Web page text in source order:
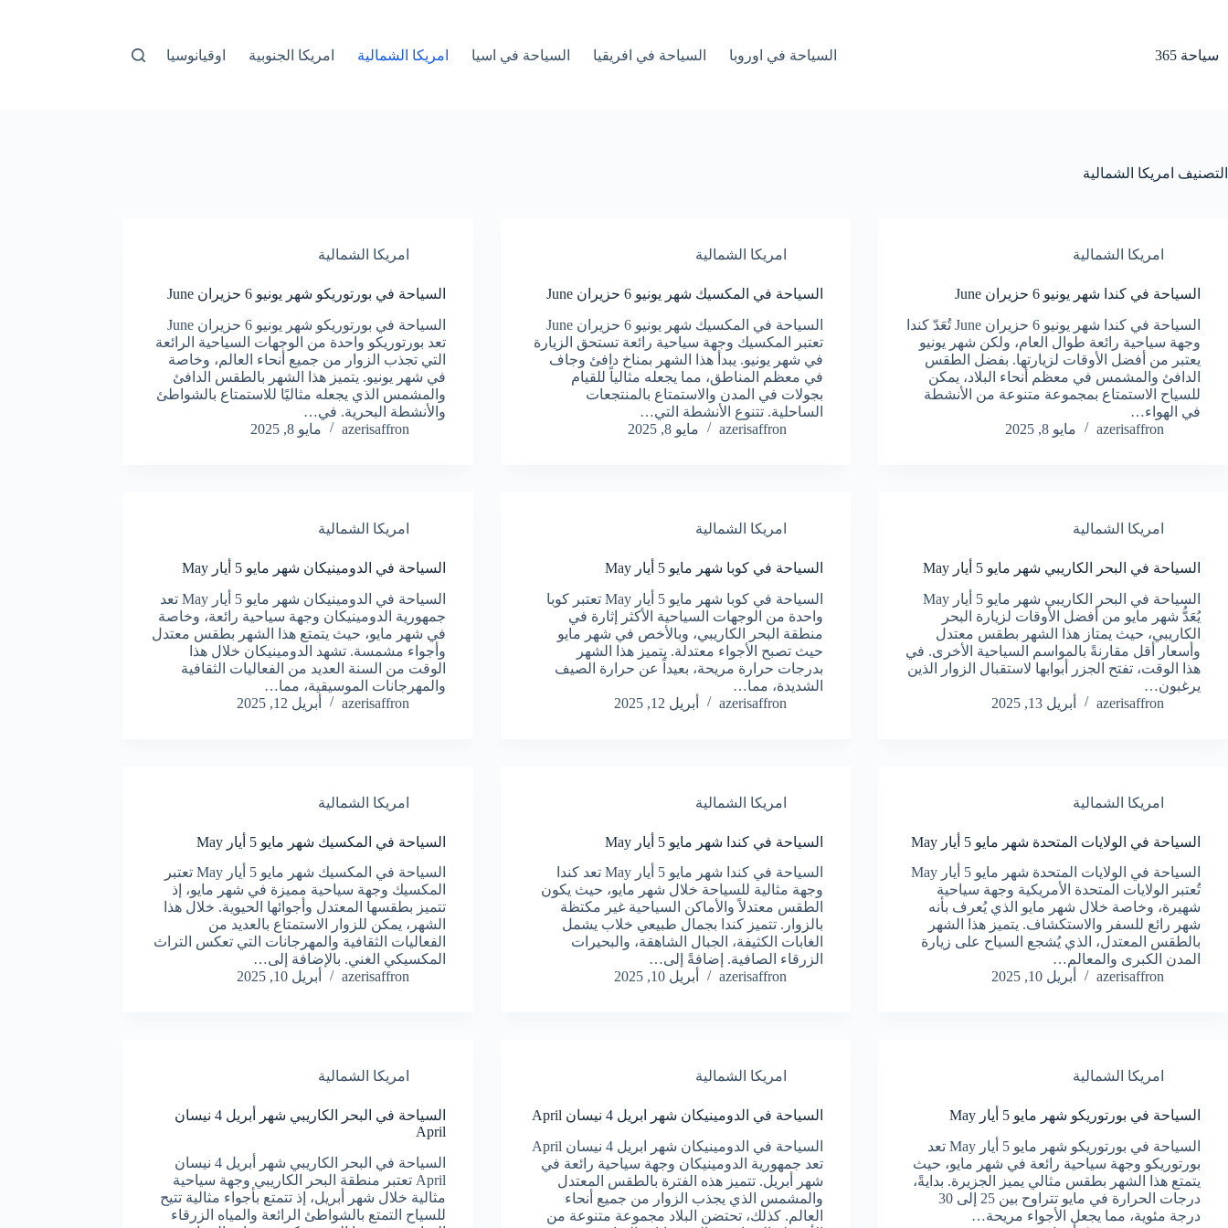
سياحة 365 السياحة في اوروبا السياحة في افريقيا السياحة في اسيا امريكا الشمالية امريكا الجنوبية اوقيانوسيا
التصنيف امريكا الشمالية
امريكا الشمالية
السياحة في كندا شهر يونيو 6 حزيران June
السياحة في كندا شهر يونيو 6 حزيران June تُعَدّ كندا
وجهة سياحية رائعة طوال العام، ولكن شهر يونيو
يعتبر من أفضل الأوقات لزيارتها. بفضل الطقس
الدافئ والمشمس في معظم أنحاء البلاد، يمكن
للسياح الاستمتاع بمجموعة متنوعة من الأنشطة
في الهواء…
azerisaffron
مايو 8, 2025
امريكا الشمالية
السياحة في المكسيك شهر يونيو 6 حزيران June
السياحة في المكسيك شهر يونيو 6 حزيران June
تعتبر المكسيك وجهة سياحية رائعة تستحق الزيارة
في شهر يونيو. يبدأ هذا الشهر بمناخ دافئ وجاف
في معظم المناطق، مما يجعله مثالياً للقيام
بجولات في المدن والاستمتاع بالمنتجعات
الساحلية. تتنوع الأنشطة التي…
azerisaffron
مايو 8, 2025
امريكا الشمالية
السياحة في بورتوريكو شهر يونيو 6 حزيران June
السياحة في بورتوريكو شهر يونيو 6 حزيران June
تعد بورتوريكو واحدة من الوجهات السياحية الرائعة
التي تجذب الزوار من جميع أنحاء العالم، وخاصة
في شهر يونيو. يتميز هذا الشهر بالطقس الدافئ
والمشمس الذي يجعله مثاليًا للاستمتاع بالشواطئ
والأنشطة البحرية. في…
azerisaffron
مايو 8, 2025
امريكا الشمالية
السياحة في البحر الكاريبي شهر مايو 5 أيار May
السياحة في البحر الكاريبي شهر مايو 5 أيار May
يُعَدُّ شهر مايو من أفضل الأوقات لزيارة البحر
الكاريبي، حيث يمتاز هذا الشهر بطقس معتدل
وأسعار أقل مقارنةً بالمواسم السياحية الأخرى. في
هذا الوقت، تفتح الجزر أبوابها لاستقبال الزوار الذين
يرغبون…
azerisaffron
أبريل 13, 2025
امريكا الشمالية
السياحة في كوبا شهر مايو 5 أيار May
السياحة في كوبا شهر مايو 5 أيار May تعتبر كوبا
واحدة من الوجهات السياحية الأكثر إثارة في
منطقة البحر الكاريبي، وبالأخص في شهر مايو
حيث تصبح الأجواء معتدلة. يتميز هذا الشهر
بدرجات حرارة مريحة، بعيداً عن حرارة الصيف
الشديدة، مما…
azerisaffron
أبريل 12, 2025
امريكا الشمالية
السياحة في الدومينيكان شهر مايو 5 أيار May
السياحة في الدومينيكان شهر مايو 5 أيار May تعد
جمهورية الدومينيكان وجهة سياحية رائعة، وخاصة
في شهر مايو، حيث يتمتع هذا الشهر بطقس معتدل
وأجواء مشمسة. تشهد الدومينيكان خلال هذا
الوقت من السنة العديد من الفعاليات الثقافية
والمهرجانات الموسيقية، مما…
azerisaffron
أبريل 12, 2025
امريكا الشمالية
السياحة في الولايات المتحدة شهر مايو 5 أيار May
السياحة في الولايات المتحدة شهر مايو 5 أيار May
تُعتبر الولايات المتحدة الأمريكية وجهة سياحية
شهيرة، وخاصة خلال شهر مايو الذي يُعرف بأنه
شهر رائع للسفر والاستكشاف. يتميز هذا الشهر
بالطقس المعتدل، الذي يُشجع السياح على زيارة
المدن الكبرى والمعالم…
azerisaffron
أبريل 10, 2025
امريكا الشمالية
السياحة في كندا شهر مايو 5 أيار May
السياحة في كندا شهر مايو 5 أيار May تعد كندا
وجهة مثالية للسياحة خلال شهر مايو، حيث يكون
الطقس معتدلاً والأماكن السياحية غير مكتظة
بالزوار. تتميز كندا بجمال طبيعي خلاب يشمل
الغابات الكثيفة، الجبال الشاهقة، والبحيرات
الزرقاء الصافية. إضافةً إلى…
azerisaffron
أبريل 10, 2025
امريكا الشمالية
السياحة في المكسيك شهر مايو 5 أيار May
السياحة في المكسيك شهر مايو 5 أيار May تعتبر
المكسيك وجهة سياحية مميزة في شهر مايو، إذ
تتميز بطقسها المعتدل وأجوائها الحيوية. خلال هذا
الشهر، يمكن للزوار الاستمتاع بالعديد من
الفعاليات الثقافية والمهرجانات التي تعكس التراث
المكسيكي الغني. بالإضافة إلى…
azerisaffron
أبريل 10, 2025
امريكا الشمالية
السياحة في بورتوريكو شهر مايو 5 أيار May
السياحة في بورتوريكو شهر مايو 5 أيار May تعد
بورتوريكو وجهة سياحية رائعة في شهر مايو، حيث
يتمتع هذا الشهر بطقس مثالي يميز الجزيرة. بدايةً،
درجات الحرارة في مايو تتراوح بين 25 إلى 30
درجة مئوية، مما يجعل الأجواء مريحة…
امريكا الشمالية
السياحة في الدومينيكان شهر ابريل 4 نيسان April
السياحة في الدومينيكان شهر ابريل 4 نيسان April
تعد جمهورية الدومينيكان وجهة سياحية رائعة في
شهر أبريل. تتميز هذه الفترة بالطقس المعتدل
والمشمس الذي يجذب الزوار من جميع أنحاء
العالم. كذلك، تحتضن البلاد مجموعة متنوعة من
امريكا الشمالية
السياحة في البحر الكاريبي شهر أبريل 4 نيسان
April
السياحة في البحر الكاريبي شهر أبريل 4 نيسان
April تعتبر منطقة البحر الكاريبي وجهة سياحية
مثالية خلال شهر أبريل، إذ تتمتع بأجواء مثالية تتيح
للسياح التمتع بالشواطئ الرائعة والمياه الزرقاء